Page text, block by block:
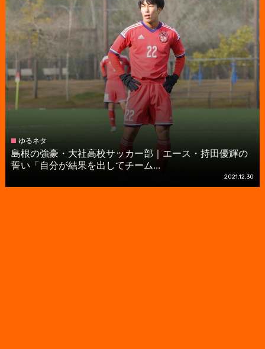
ゆるネタ
島根の強豪・大社高校サッカー部｜エース・持田優輝の
誓い「自分が結果を出してチーム...
2021.12.30